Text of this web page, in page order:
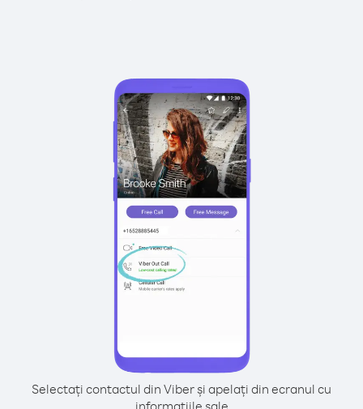
Selectați contactul din Viber și apelați din ecranul cu
informațiile sale